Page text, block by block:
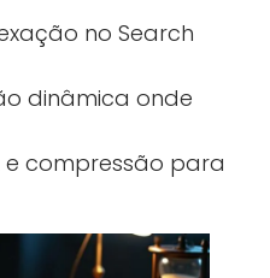
no Search
dinâmica onde
e compressão para